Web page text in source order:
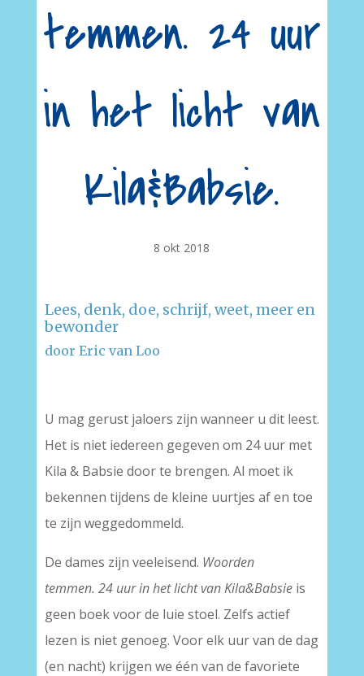
temmen. 24 uur
in het licht van
Kila&Babsie.
8 okt 2018
Lees, denk, doe, schrijf, weet, meer en
bewonder
door Eric van Loo
U mag gerust jaloers zijn wanneer u dit leest.
Het is niet iedereen gegeven om 24 uur met
Kila & Babsie door te brengen. Al moet ik
bekennen tijdens de kleine uurtjes af en toe
te zijn weggedommeld.
De dames zijn veeleisend. Woorden
temmen. 24 uur in het licht van Kila&Babsieis
geen boek voor de luie stoel. Zelfs actief
lezen is niet genoeg. Voor elk uur van de dag
(en nacht) krijgen we één van de favoriete